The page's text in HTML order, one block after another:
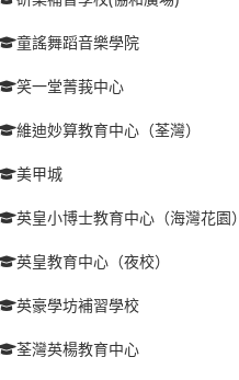
童謠舞蹈音樂學院
笑一堂菁莪中心
維迪妙算教育中心（荃灣）
美甲城
英皇小博士教育中心（海灣花園）
英皇教育中心（夜校）
英豪學坊補習學校
荃灣英楊教育中心